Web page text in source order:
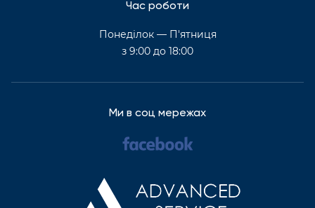
Час роботи
Понеділок — П'ятниця
з 9:00 до 18:00
Ми в соц мережах